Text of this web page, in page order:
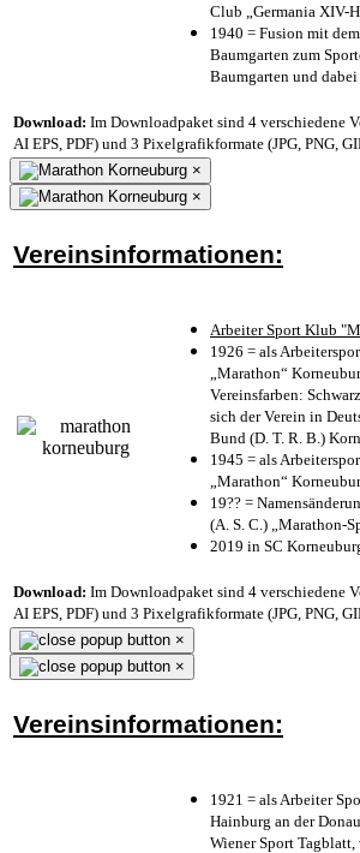
Club „Germania XIV-
1940 = Fusion mit
Baumgarten zum
Baumgarten und
Download: Im Downloadpaket sind 4 verschiedene
AI EPS, PDF) und 3 Pixelgrafikformate (JPG, PNG,
×
×
Vereinsinformationen:
Arbeiter Sport Klub
1926 = als
„Marathon“
Vereinsfarben:
sich der Verein in
Bund (D. T. R. B.)
1945 = als
„Marathon“
19?? =
(A. S. C.) „Marathon-
2019 in SC
Download: Im Downloadpaket sind 4 verschiedene
AI EPS, PDF) und 3 Pixelgrafikformate (JPG, PNG,
×
×
Vereinsinformationen:
1921 = als Arbeiter
Hainburg an der
Wiener Sport